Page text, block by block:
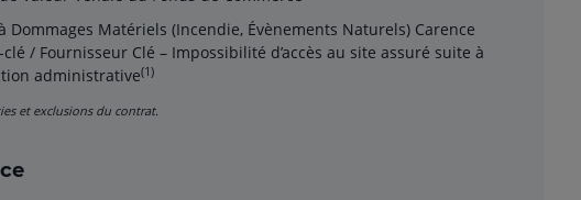
Dommages Matériels (Incendie, Évènements Naturels) Carence
/ Fournisseur Clé – Impossibilité d’accès au site assuré suite à
administrative(1)
et exclusions du contrat.